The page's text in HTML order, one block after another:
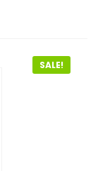
SALE!